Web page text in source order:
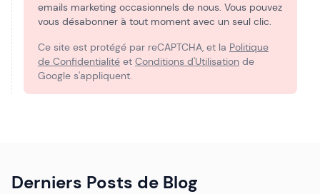
emails marketing occasionnels de nous. Vous pouvez
vous désabonner à tout moment avec un seul clic.
Ce site est protégé par reCAPTCHA, et la Politique
de Confidentialité et Conditions d'Utilisation de
Google s'appliquent.
Derniers Posts de Blog